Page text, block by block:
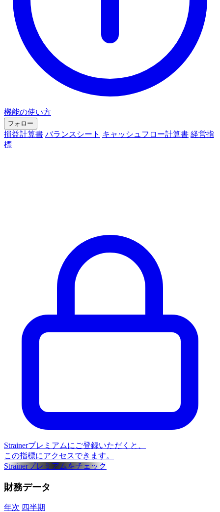
機能の使い方
フォロー
損益計算書 バランスシート キャッシュフロー計算書 経営指
標
Strainerプレミアムにご登録いただくと、
この指標にアクセスできます。
Strainerプレミアムをチェック
財務データ
年次 四半期